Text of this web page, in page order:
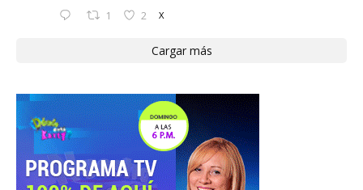
1 2 X
Cargar más